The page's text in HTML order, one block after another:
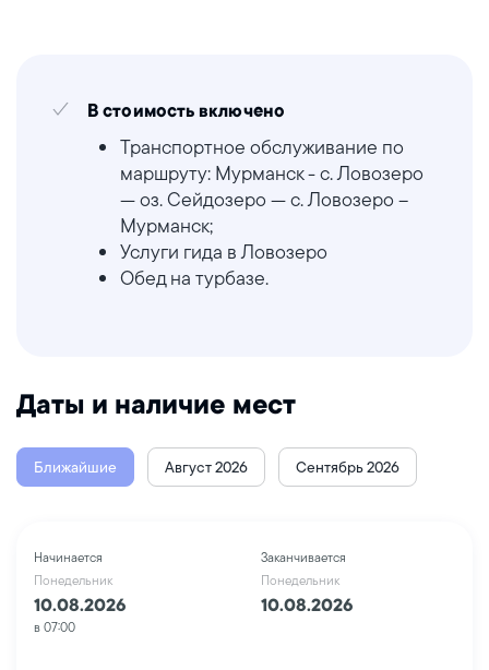
В стоимость включено
Транспортное обслуживание по
маршруту: Мурманск - с. Ловозеро
— оз. Сейдозеро — с. Ловозеро –
Мурманск;
Услуги гида в Ловозеро
Обед на турбазе.
Даты и наличие мест
Ближайшие Август 2026 Сентябрь 2026
Начинается
Понедельник
10.08.2026
в 07:00
Заканчивается
Понедельник
10.08.2026